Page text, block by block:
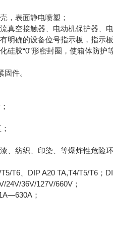
，表面静电喷塑；
真空接触器、电动机保护器、
明确的设备位号指示板，指示
硅胶“0”形密封圈，使箱体防
件。
、纺织、印染、等爆炸性危险环
T6、DIP A20 TA,T4/T5/T6；
36V/127V/660V；
；